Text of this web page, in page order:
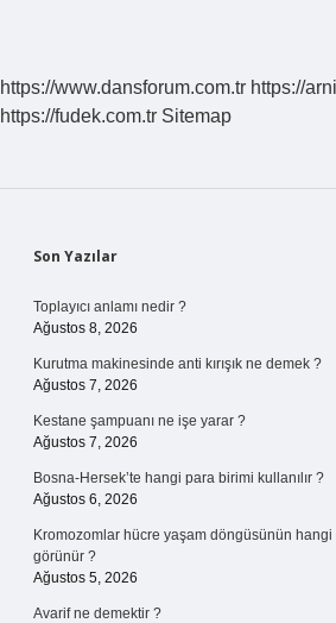
https://www.dansforum.com.tr https://
https://fudek.com.tr Sitemap
Sidebar
Son Yazılar
Toplayıcı anlamı nedir ?
Ağustos 8, 2026
Kurutma makinesinde anti kırışık ne demek ?
Ağustos 7, 2026
Kestane şampuanı ne işe yarar ?
Ağustos 7, 2026
Bosna-Hersek’te hangi para birimi kullanılır ?
Ağustos 6, 2026
Kromozomlar hücre yaşam döngüsünün
görünür ?
Ağustos 5, 2026
Avarif ne demektir ?